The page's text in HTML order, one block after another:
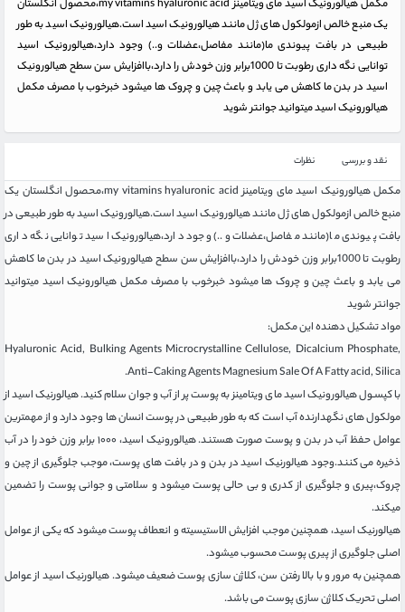
مکمل هیالورونیک اسید مای ویتامینز my vitamins hyaluronic acid،محصول انگلستان
یک منبع خالص ازمولکول های ژل مانند هیالورونیک اسید است.هیالورونیک اسید به طور
طبیعی در بافت پیوندی ما(مانند مفاصل،عضلات و..) وجود دارد،هیالورونیک اسید
توانایی نگه داری رطوبت تا 1000برابر وزن خودش را دارد،باافزایش سن سطح هیالورونیک
اسید در بدن ما کاهش می یابد و باعث چین و چروک ها میشود خبرخوب با مصرف مکمل
هیالورونیک اسید میتوانید جوانتر شوید
نقد و بررسی نظرات
مکمل هیالورونیک اسید مای ویتامینز my vitamins hyaluronic acid،محصول انگلستان یک
منبع خالص ازمولکول های ژل مانند هیالورونیک اسید است.هیالورونیک اسید به طور طبیعی در
بافت پیوندی ما(مانند مفاصل،عضلات و..) وجود دارد،هیالورونیک اسید توانایی نگه داری
رطوبت تا 1000برابر وزن خودش را دارد،باافزایش سن سطح هیالورونیک اسید در بدن ما کاهش
می یابد و باعث چین و چروک ها میشود خبرخوب با مصرف مکمل هیالورونیک اسید میتوانید
جوانتر شوید
مواد تشکیل دهنده این مکمل:
Hyaluronic Acid, Bulking Agents Microcrystalline Cellulose, Dicalcium Phosphate,
Anti-Caking Agents Magnesium Sale Of A Fatty acid, Silica.
با کپسـول هیالورونیک اسید مای ویتامینز به پوست پر از آب و جوان سلام کنید. هیالورنیک اسید از
مولکول های نگهدارنده آب است که به طور طبیعی در پوست انسان ها وجود دارد و از مهمترین
عوامل حفظ آب در بدن و پوست صورت هستند. هیالورونیک اسید، ۱۰۰۰ برابر وزن خود را در آب
ذخیره می کنند.وجود هیالورنیک اسید در بدن و در بافت های پوست، موجب جلوگیری از چین و
چروک،پیری و جلوگیری از کدری و بی حالی پوست میشود و سلامتی و جوانی پوست را تضمین
میکند.
هیالورنیک اسید، همچنین موجب افزایش الاستیسیته و انعطاف پوست میشود که یکی از عوامل
اصلی جلوگیری از پیری پوست محسوب میشود.
همچنین به مرور و با بالا رفتن سن، کلاژن سازی پوست ضعیف میشود. هیالورنیک اسید از عوامل
اصلی تحریک کلاژن سازی پوست می باشد.